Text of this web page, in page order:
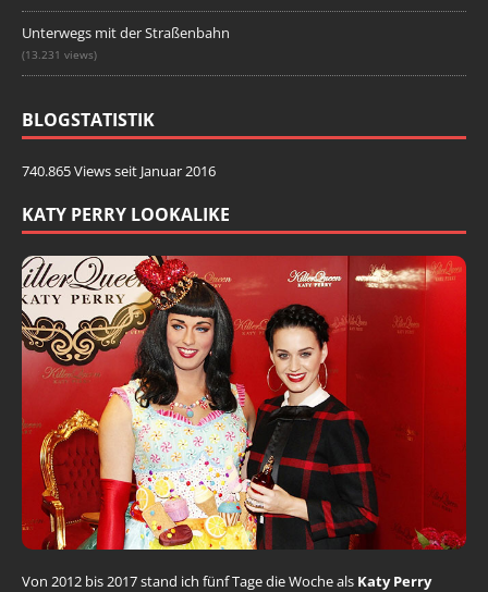
Unterwegs mit der Straßenbahn
(13.231 views)
BLOGSTATISTIK
740.865 Views seit Januar 2016
KATY PERRY LOOKALIKE
Von 2012 bis 2017 stand ich fünf Tage die Woche als Katy Perry